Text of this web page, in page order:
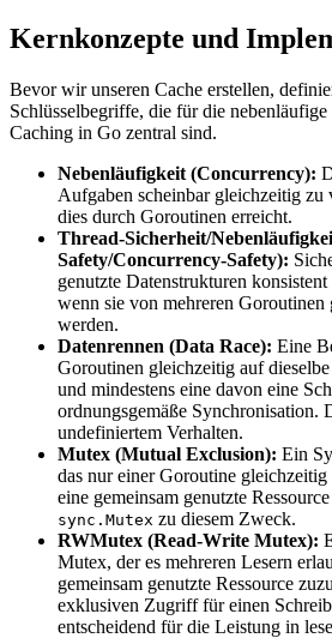
Kernkonzepte und
Bevor wir unseren Cache erstellen,
Schlüsselbegriffe, die für die
Caching in Go zentral sind.
Nebenläufigkeit (Concurrency):
Aufgaben scheinbar gleichzeitig
dies durch Goroutinen erreicht.
Thread-Sicherheit/
Safety/Concurrency-Safety):
genutzte Datenstrukturen
wenn sie von mehreren
werden.
Datenrennen (Data Race): Eine
Goroutinen gleichzeitig auf
und mindestens eine davon eine
ordnungsgemäße Synchronisation.
undefiniertem Verhalten.
Mutex (Mutual Exclusion): Ein
das nur einer Goroutine
eine gemeinsam genutzte
sync.Mutex zu diesem Zweck.
RWMutex (Read-Write Mutex):
Mutex, der es mehreren Lesern
gemeinsam genutzte Ressource
exklusiven Zugriff für einen
entscheidend für die Leistung in